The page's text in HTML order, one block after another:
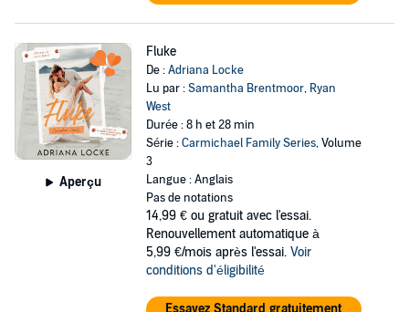
Aperçu
Fluke
De :Adriana Locke
Lu par :Samantha Brentmoor, Ryan
West
Durée : 8 h et 28 min
Série :Carmichael Family Series, Volume
3
Langue : Anglais
Pas de notations
14,99 € ou gratuit avec l'essai.
Renouvellement automatique à
5,99 €/mois après l'essai. Voir
conditions d'éligibilité
Essayez Standard gratuitement